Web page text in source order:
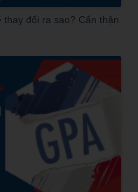
đổi ra sao? Cẩn thận